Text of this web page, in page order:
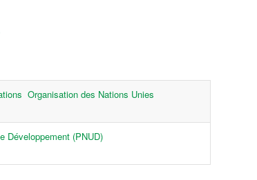
Organisation des Nations Unies
Développement (PNUD)